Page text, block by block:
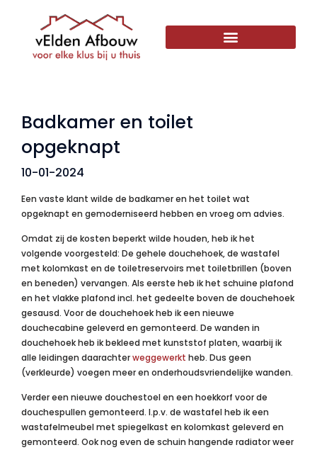
Badkamer en toilet
opgeknapt
10-01-2024
Een vaste klant wilde de badkamer en het toilet wat
opgeknapt en gemoderniseerd hebben en vroeg om advies.
Omdat zij de kosten beperkt wilde houden, heb ik het
volgende voorgesteld: De gehele douchehoek, de wastafel
met kolomkast en de toiletreservoirs met toiletbrillen (boven
en beneden) vervangen. Als eerste heb ik het schuine plafond
en het vlakke plafond incl. het gedeelte boven de douchehoek
gesausd. Voor de douchehoek heb ik een nieuwe
douchecabine geleverd en gemonteerd. De wanden in
douchehoek heb ik bekleed met kunststof platen, waarbij ik
alle leidingen daarachterweggewerkt heb. Dus geen
(verkleurde) voegen meer en onderhoudsvriendelijke wanden.
Verder een nieuwe douchestoel en een hoekkorf voor de
douchespullen gemonteerd. I.p.v. de wastafel heb ik een
wastafelmeubel met spiegelkast en kolomkast geleverd en
gemonteerd. Ook nog even de schuin hangende radiator weer